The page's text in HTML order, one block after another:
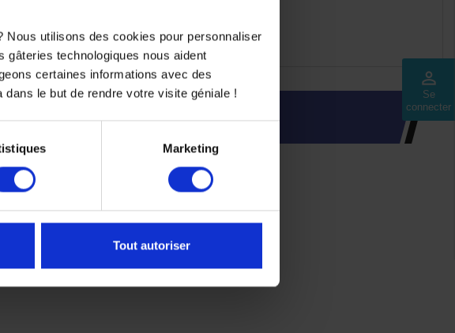
utilisons des cookies pour personnaliser
gâteries technologiques nous aident
certaines informations avec des
le but de rendre votre visite géniale !
Marketing
Tout autoriser
perm_identity
Se
connecter
VOUS INTÉRESSER